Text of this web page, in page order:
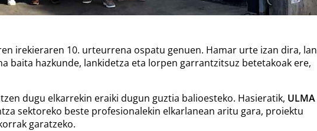
irekieraren 10. urteurrena ospatu genuen. Hamar urte izan dira, lan
baita hazkunde, lankidetza eta lorpen garrantzitsuz betetakoak ere,
dugu elkarrekin eraiki dugun guztia balioesteko. Hasieratik, ULMA
sektoreko beste profesionalekin elkarlanean aritu gara, proiektu
garatzeko.